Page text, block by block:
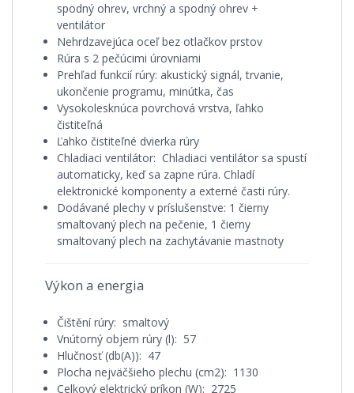
spodný ohrev, vrchný a spodný ohrev +
ventilátor
Nehrdzavejúca oceľ bez otlačkov prstov
Rúra s 2 pečúcimi úrovniami
Prehľad funkcií rúry: akustický signál, trvanie,
ukončenie programu, minútka, čas
Vysokolesknúca povrchová vrstva, ľahko
čistiteľná
Ľahko čistiteľné dvierka rúry
Chladiaci ventilátor: Chladiaci ventilátor sa spustí
automaticky, keď sa zapne rúra. Chladí
elektronické komponenty a externé časti rúry.
Dodávané plechy v príslušenstve: 1 čierny
smaltovaný plech na pečenie, 1 čierny
smaltovaný plech na zachytávanie mastnoty
Výkon a energia
Čištění rúry: smaltový
Vnútorný objem rúry (l): 57
Hlučnosť (db(A)): 47
Plocha nejväčšieho plechu (cm2): 1130
Celkový elektrický príkon (W): 2725